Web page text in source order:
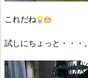
これだね
試しにちょっと・・・。